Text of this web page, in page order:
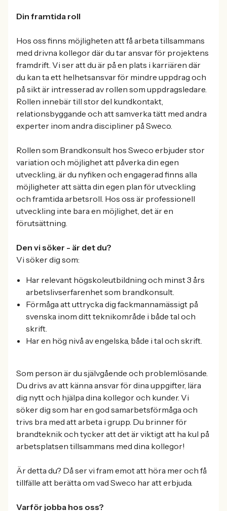
Din framtida roll
Hos oss finns möjligheten att få arbeta tillsammans
med drivna kollegor där du tar ansvar för projektens
framdrift. Vi ser att du är på en plats i karriären där
du kan ta ett helhetsansvar för mindre uppdrag och
på sikt är intresserad av rollen som uppdragsledare.
Rollen innebär till stor del kundkontakt,
relationsbyggande och att samverka tätt med andra
experter inom andra discipliner på Sweco.
Rollen som Brandkonsult hos Sweco erbjuder stor
variation och möjlighet att påverka din egen
utveckling, är du nyfiken och engagerad finns alla
möjligheter att sätta din egen plan för utveckling
och framtida arbetsroll. Hos oss är professionell
utveckling inte bara en möjlighet, det är en
förutsättning.
Den vi söker - är det du?
Vi söker dig som:
Har relevant högskoleutbildning och minst 3 års
arbetslivserfarenhet som brandkonsult.
Förmåga att uttrycka dig fackmannamässigt på
svenska inom ditt teknikområde i både tal och
skrift.
Har en hög nivå av engelska, både i tal och skrift.
Som person är du självgående och problemlösande.
Du drivs av att känna ansvar för dina uppgifter, lära
dig nytt och hjälpa dina kollegor och kunder. Vi
söker dig som har en god samarbetsförmåga och
trivs bra med att arbeta i grupp. Du brinner för
brandteknik och tycker att det är viktigt att ha kul på
arbetsplatsen tillsammans med dina kollegor!
Är detta du? Då ser vi fram emot att höra mer och få
tillfälle att berätta om vad Sweco har att erbjuda.
Varför jobba hos oss?